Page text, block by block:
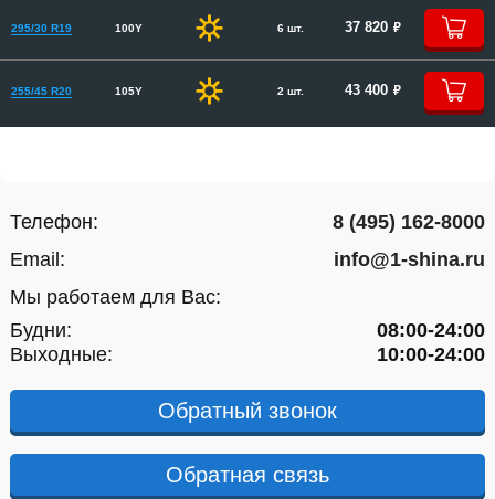
295/30 R19 100Y 6 шт. 37 820 руб.
255/45 R20 105Y 2 шт. 43 400 руб.
Телефон:
8 (495) 162-8000
Email:
info@1-shina.ru
Мы работаем для Вас:
Будни:
08:00-24:00
Выходные:
10:00-24:00
Обратный звонок
Обратная связь